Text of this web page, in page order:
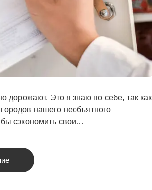
дорожают. Это я знаю по себе, так как
нашего необъятного
сэкономить свои…